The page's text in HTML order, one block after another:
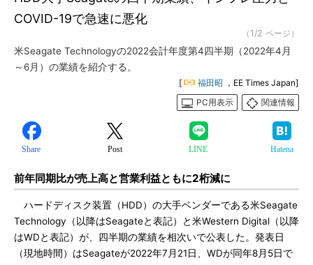
COVID-19で急速に悪化
（1/2 ページ）
米Seagate Technologyの2022会計年度第4四半期（2022年4月
～6月）の業績を紹介する。
[ 福田昭 ，EE Times Japan]
PC用表示
関連情報
Share Post LINE Hatena
前年同期比が売上高と営業利益ともに2桁減に
ハードディスク装置（HDD）の大手ベンダーである米Seagate
Technology（以降はSeagateと表記）と米Western Digital（以降
はWDと表記）が、四半期の業績を相次いで公表した。発表日
（現地時間）はSeagateが2022年7月21日、WDが同年8月5日で